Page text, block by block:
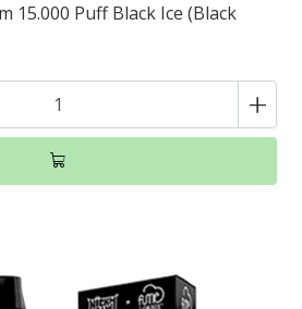
15.000 Puff Black Ice (Black
+